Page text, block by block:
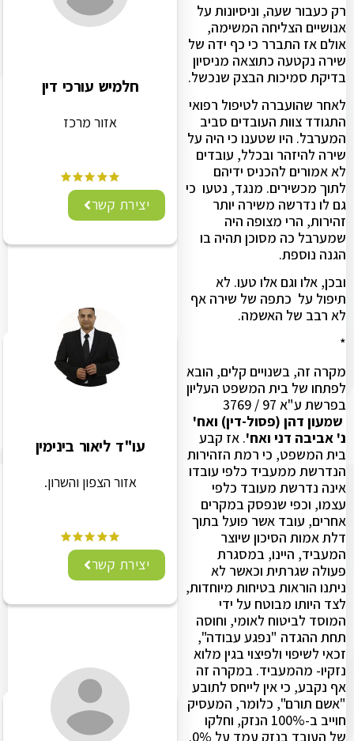
רק כעבור שעה, וניסיונות על
אנושיים הצליחה המשימה,
אולם אז התברר כי כף ידה של
שירה נקטעה כתוצאה מניסיון
בדיקת סמיכות הבצק שנכשל.
לאחר שהועברה לטיפול רפואי
התגודד צוות העובדים סביב
המערבל. היו שטענו כי היה על
שירה להיזהר ובכלל, עובדים
לא אמורים להכניס ידיהם
לתוך מכשירים. מנגד, נטעו כי
גם לו נדרשה משירה יותר
זהירות, הרי מצופה היה
שמערבל כה מסוכן תהיה בו
הגנה נוספת.
ובכן, אלו וגם אלו טעו. לא
תיפול על כתפה של שירה אף
לא רבב של האשמה.
*
מקרה זה, בשנויים קלים, הובא
לפתחו של בית המשפט העליון
בפרשת ע"א 97 / 3769
שמעון דהן (פסול-דין) ואח'
נ' אביבה דני ואח'. אז קבע
בית המשפט, כי רמת הזהירות
הנדרשת ממעביד כלפי עובדו
אינה נדרשת מעובד כלפי
עצמו, וכפי שנפסק במקרים
אחרים, עובד אשר פועל בתוך
דלת אמות הסיכון שיוצר
המעביד, היינו, במסגרת
פעולה שגרתית וכאשר לא
ניתנו הוראות בטיחות מיוחדות,
לצד היותו מבוטח על ידי
המוסד לביטוח לאומי, וחוסה
תחת ההגדה "נפגע עבודה",
זכאי לשיפוי ולפיצוי בגין מלוא
נזקיו- מהמעביד. במקרה זה
אף נקבע, כי אין לייחס לתובע
"אשם תורם", כלומר, המעסיק
חוייב ב-100% הנזק, וחלקו
של העובד בנזק עמד על 0%.
חלמיש עורכי דין
אזור מרכז
יצירת קשר
עו"ד ליאור בינימין
אזור הצפון והשרון.
יצירת קשר